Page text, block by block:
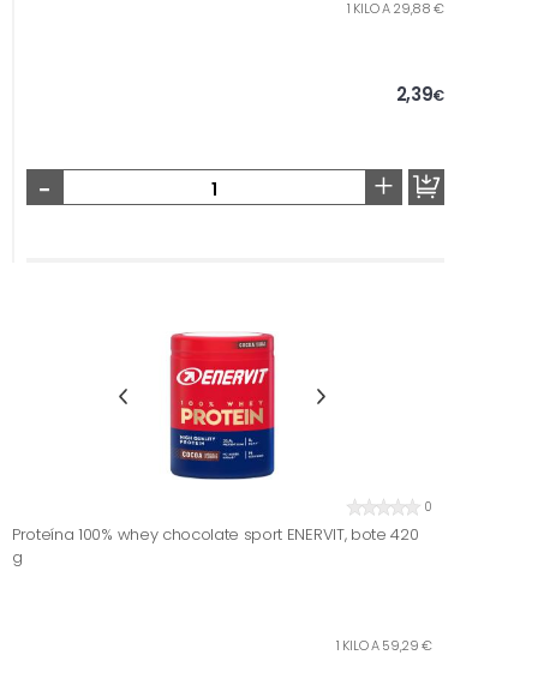
1 KILO A 29,88 €
2,39€
- +
0
Proteína 100% whey chocolate sport ENERVIT, bote 420
g
1 KILO A 59,29 €